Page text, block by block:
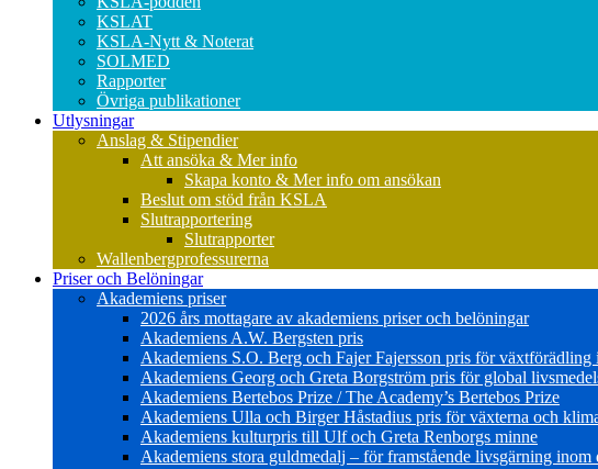
KSLAT
KSLA-Nytt & Noterat
SOLMED
Rapporter
Övriga publikationer
Utlysningar
Anslag & Stipendier
Att ansöka & Mer info
Skapa konto & Mer info om ansökan
Beslut om stöd från KSLA
Slutrapportering
Slutrapporter
Wallenbergprofessurerna
Priser och Belöningar
Akademiens priser
2026 års mottagare av akademiens priser och belöningar
Akademiens A.W. Bergsten pris
Akademiens S.O. Berg och Fajer Fajersson pris för växtförädling
Akademiens Georg och Greta Borgström pris för global
Akademiens Bertebos Prize / The Academy’s Bertebos Prize
Akademiens Ulla och Birger Håstadius pris för växterna och
Akademiens kulturpris till Ulf och Greta Renborgs minne
Akademiens stora guldmedalj – för framstående livsgärning inom